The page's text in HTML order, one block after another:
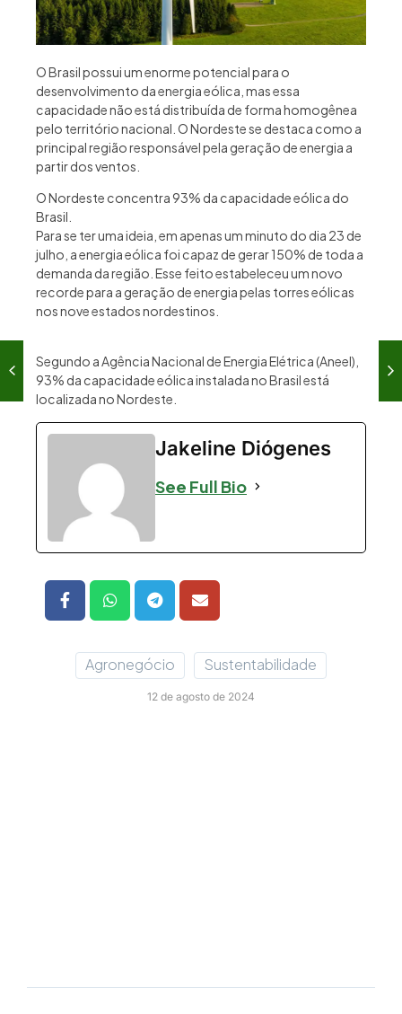
O Brasil possui um enorme potencial para o
desenvolvimento da energia eólica, mas essa
capacidade não está distribuída de forma homogênea
pelo território nacional. O Nordeste se destaca como a
principal região responsável pela geração de energia a
partir dos ventos.
O Nordeste concentra 93% da capacidade eólica do
Brasil.
Para se ter uma ideia, em apenas um minuto do dia 23 de
julho, a energia eólica foi capaz de gerar 150% de toda a
demanda da região. Esse feito estabeleceu um novo
recorde para a geração de energia pelas torres eólicas
nos nove estados nordestinos.
Segundo a Agência Nacional de Energia Elétrica (Aneel),
93% da capacidade eólica instalada no Brasil está
localizada no Nordeste.
Jakeline Diógenes
See Full Bio
Agronegócio Sustentabilidade
12 de agosto de 2024